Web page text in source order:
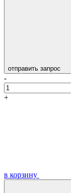
отправить запрос
-
+
в корзину